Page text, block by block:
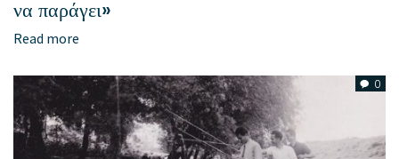
να παράγει»
Read more
0